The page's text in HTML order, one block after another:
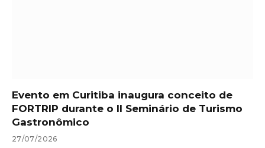
Evento em Curitiba inaugura conceito de
FORTRIP durante o II Seminário de Turismo
Gastronômico
27/07/2026